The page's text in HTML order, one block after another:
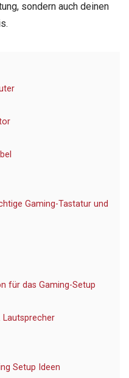
sondern auch deinen
Gaming-Tastatur und
für das Gaming-Setup
Lautsprecher
Setup Ideen